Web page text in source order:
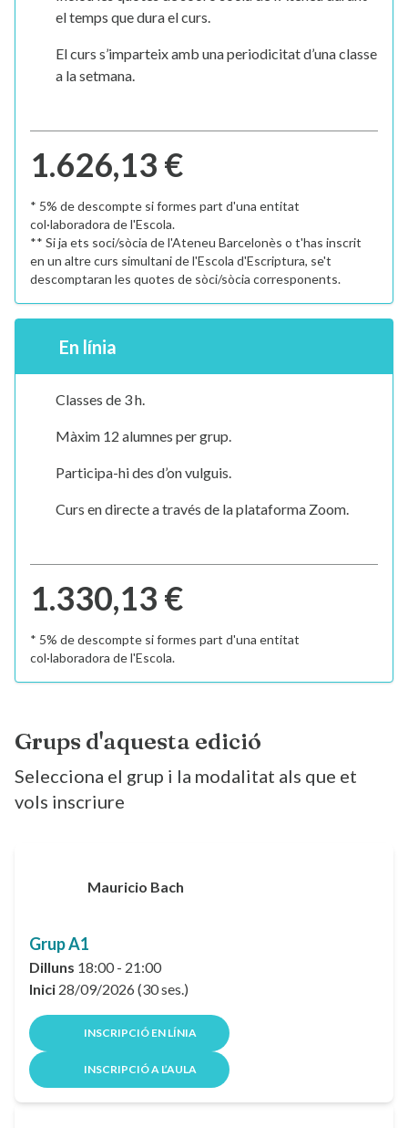
el temps que dura el curs.
El curs s’imparteix amb una periodicitat d’una classe
a la setmana.
1.626,13 €
* 5% de descompte si formes part d'una entitat
col·laboradora de l'Escola.
** Si ja ets soci/sòcia de l'Ateneu Barcelonès o t'has inscrit
en un altre curs simultani de l'Escola d'Escriptura, se't
descomptaran les quotes de sòci/sòcia corresponents.
En línia
Classes de 3 h.
Màxim 12 alumnes per grup.
Participa-hi des d’on vulguis.
Curs en directe a través de la plataforma Zoom.
1.330,13 €
* 5% de descompte si formes part d'una entitat
col·laboradora de l'Escola.
Grups d'aquesta edició
Selecciona el grup i la modalitat als que et
vols inscriure
Grup A1
Dilluns 18:00 - 21:00
Inici 28/09/2026 (30 ses.)
Mauricio Bach
INSCRIPCIÓ EN LÍNIA
INSCRIPCIÓ A L’AULA